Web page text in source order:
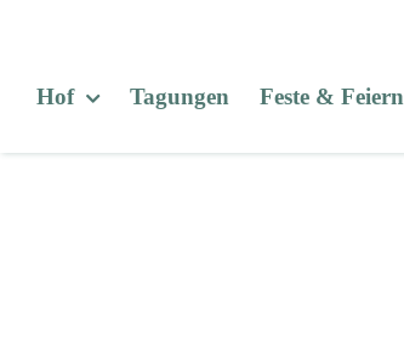
Hof Tagungen Feste & Feiern